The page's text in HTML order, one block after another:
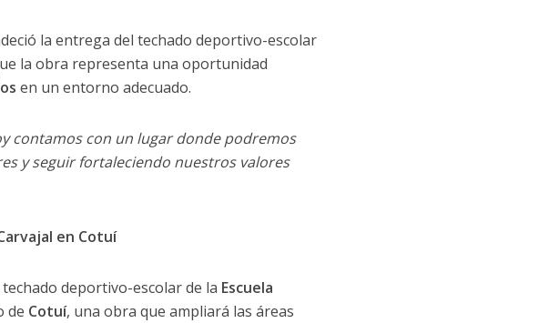
la entrega del techado deportivo-escolar
la obra representa una oportunidad
en un entorno adecuado.
contamos con un lugar donde podremos
y seguir fortaleciendo nuestros valores
en Cotuí
deportivo-escolar de la Escuela
de Cotuí, una obra que ampliará las áreas